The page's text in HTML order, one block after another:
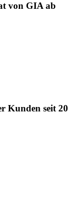
von GIA ab
Kunden seit 20